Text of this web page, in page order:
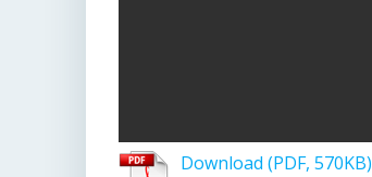
Download (PDF, 570KB)